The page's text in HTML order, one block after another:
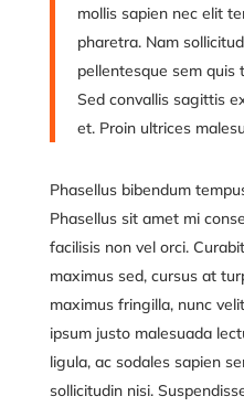
mollis sapien nec elit
pharetra. Nam
pellentesque sem
Sed convallis sagittis
et. Proin ultrices
Phasellus bibendum
Phasellus sit amet mi
facilisis non vel orci.
maximus sed, cursus at
maximus fringilla, nunc
ipsum justo malesuada
ligula, ac sodales sapien
sollicitudin nisi.